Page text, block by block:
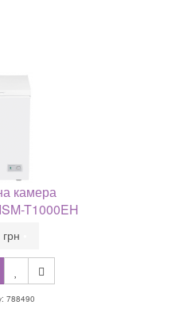
камера
T1000EH
788490